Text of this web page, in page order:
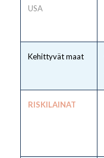
USA
Kehittyvät maat
RISKILAINAT